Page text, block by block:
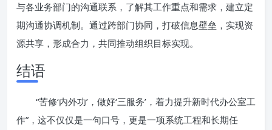
与各业务部门的沟通联系，了解其工作重点和需求，建立定
期沟通协调机制。通过跨部门协同，打破信息壁垒，实现资
源共享，形成合力，共同推动组织目标实现。
结语
“苦修‘内外功’，做好‘三服务’，着力提升新时代办公室工
作”，这不仅仅是一句口号，更是一项系统工程和长期任